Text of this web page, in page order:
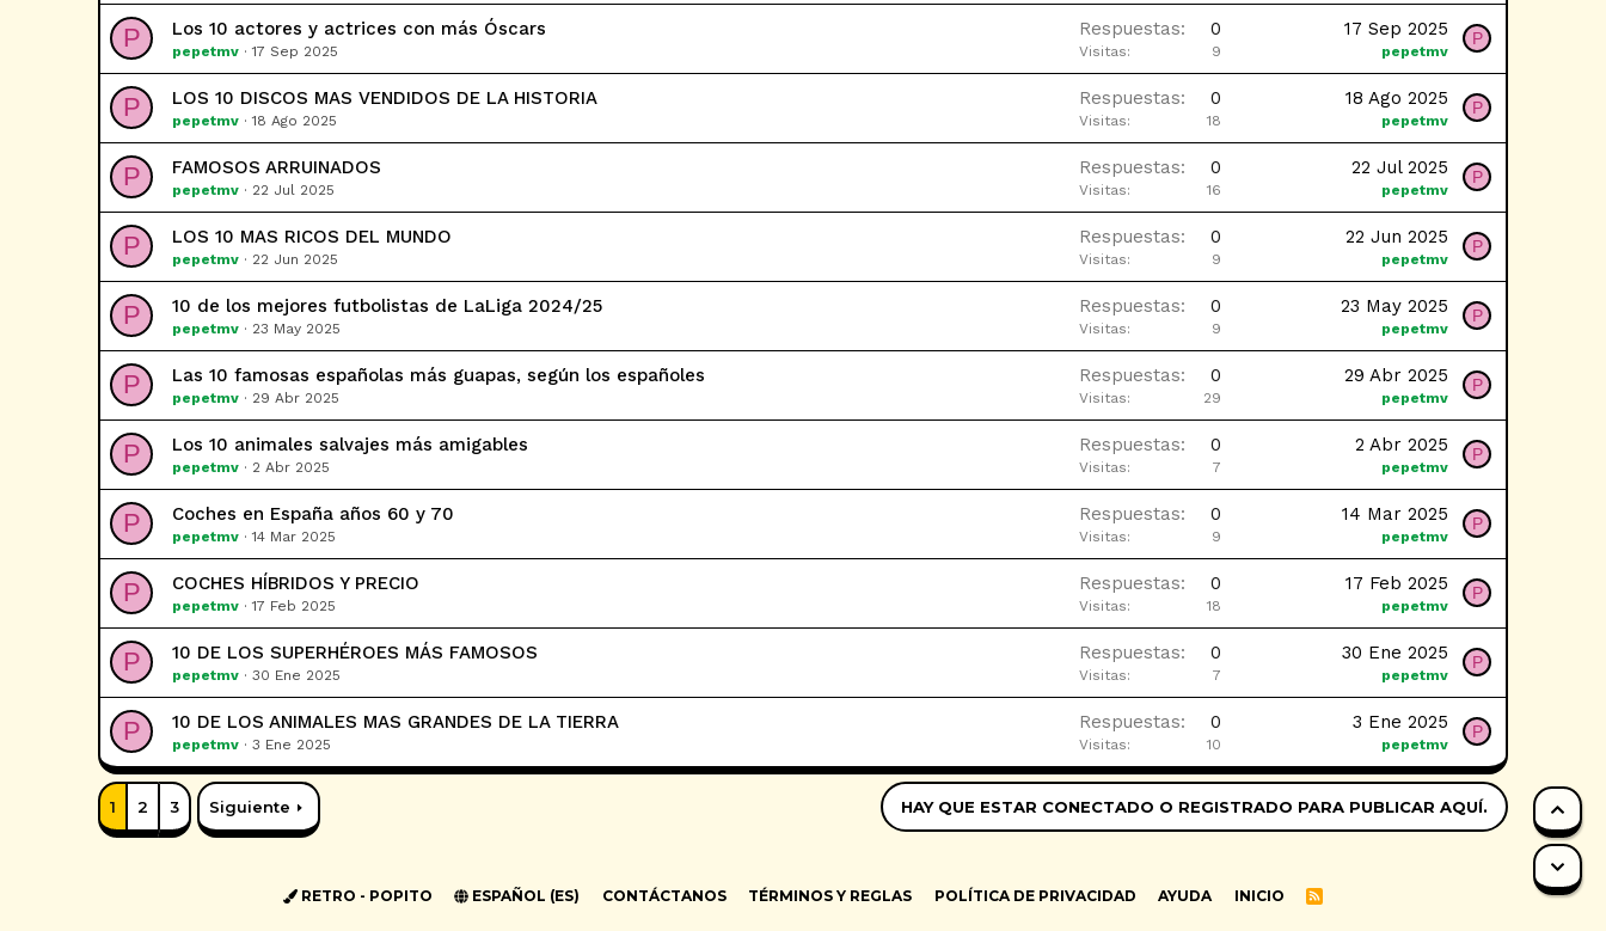
P Los 10 actores y actrices con más Óscars
pepetmv 17 Sep 2025
Respuestas 0
Visitas 9
17 Sep 2025
pepetmv
P
P LOS 10 DISCOS MAS VENDIDOS DE LA HISTORIA
pepetmv 18 Ago 2025
Respuestas 0
Visitas 18
18 Ago 2025
pepetmv
P
P FAMOSOS ARRUINADOS
pepetmv 22 Jul 2025
Respuestas 0
Visitas 16
22 Jul 2025
pepetmv
P
P LOS 10 MAS RICOS DEL MUNDO
pepetmv 22 Jun 2025
Respuestas 0
Visitas 9
22 Jun 2025
pepetmv
P
P 10 de los mejores futbolistas de LaLiga 2024/25
pepetmv 23 May 2025
Respuestas 0
Visitas 9
23 May 2025
pepetmv
P
P Las 10 famosas españolas más guapas, según los españoles
pepetmv 29 Abr 2025
Respuestas 0
Visitas 29
29 Abr 2025
pepetmv
P
P Los 10 animales salvajes más amigables
pepetmv 2 Abr 2025
Respuestas 0
Visitas 7
2 Abr 2025
pepetmv
P
P Coches en España años 60 y 70
pepetmv 14 Mar 2025
Respuestas 0
Visitas 9
14 Mar 2025
pepetmv
P
P COCHES HÍBRIDOS Y PRECIO
pepetmv 17 Feb 2025
Respuestas 0
Visitas 18
17 Feb 2025
pepetmv
P
P 10 DE LOS SUPERHÉROES MÁS FAMOSOS
pepetmv 30 Ene 2025
Respuestas 0
Visitas 7
30 Ene 2025
pepetmv
P
P 10 DE LOS ANIMALES MAS GRANDES DE LA TIERRA
pepetmv 3 Ene 2025
Respuestas 0
Visitas 10
3 Ene 2025
pepetmv
P
1 2 3 Siguiente HAY QUE ESTAR CONECTADO O REGISTRADO PARA PUBLICAR AQUÍ.
RETRO - POPITO ESPAÑOL (ES) CONTÁCTANOS TÉRMINOS Y REGLAS POLÍTICA DE PRIVACIDAD AYUDA INICIO
R
PIE